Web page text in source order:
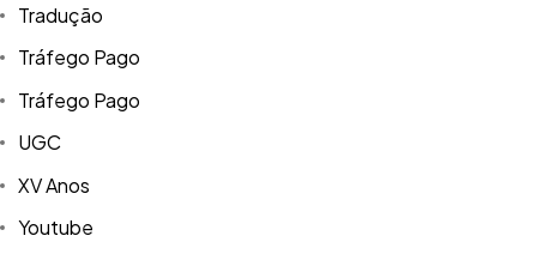
Tradução
Tráfego Pago
Tráfego Pago
UGC
XV Anos
Youtube